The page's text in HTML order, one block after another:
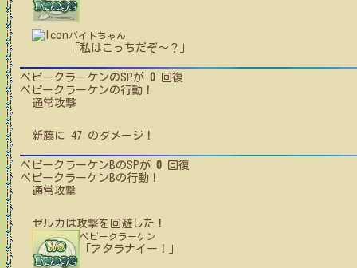
バイトちゃん
「私はこっちだぞ～？」
ベビークラーケンのSPが 0 回復
ベビークラーケンの行動！
通常攻撃
新藤に 47 のダメージ！
ベビークラーケンBのSPが 0 回復
ベビークラーケンBの行動！
通常攻撃
ゼルカは攻撃を回避した！
ベビークラーケン
「アタラナイー！」